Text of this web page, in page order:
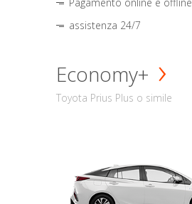
assistenza 24/7
Economy+
Toyota Prius Plus o simile